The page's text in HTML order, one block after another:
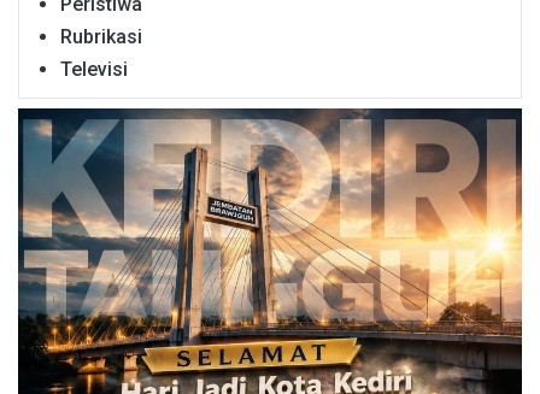
Peristiwa
Rubrikasi
Televisi